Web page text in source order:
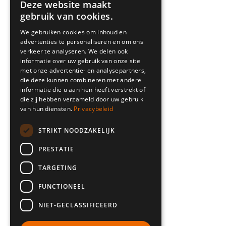
Deze website maakt
gebruik van cookies.
We gebruiken cookies om inhoud en
advertenties te personaliseren en om ons
verkeer te analyseren. We delen ook
informatie over uw gebruik van onze site
met onze advertentie- en analysepartners,
die deze kunnen combineren met andere
informatie die u aan hen heeft verstrekt of
die zij hebben verzameld door uw gebruik
van hun diensten. Privacybeleid
STRIKT NOODZAKELIJK
PRESTATIE
TARGETING
FUNCTIONEEL
NIET-GECLASSIFICEERD